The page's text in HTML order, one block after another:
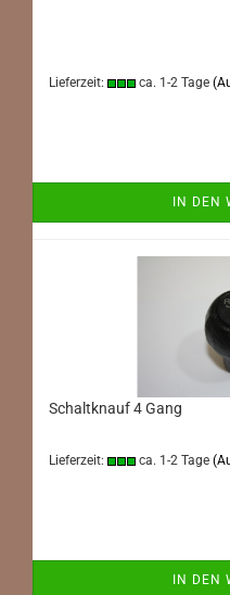
Lieferzeit: ca. 1-2 Tage
IN DEN
Schaltknauf 4 Gang
Lieferzeit: ca. 1-2 Tage
IN DEN